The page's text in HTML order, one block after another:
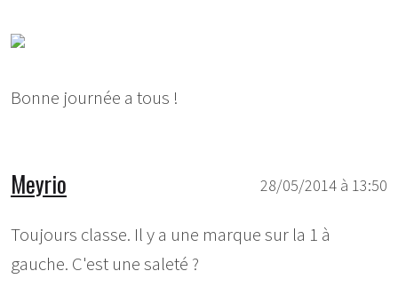
Bonne journée a tous !
28/05/2014 à 13:50
Meyrio
Toujours classe. Il y a une marque sur la 1 à
gauche. C'est une saleté ?